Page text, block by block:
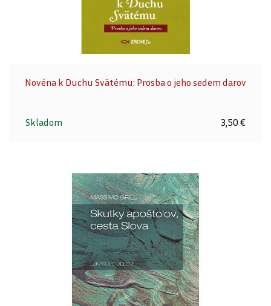
Novéna k Duchu Svätému: Prosba o jeho sedem darov
Skladom 3,50 €